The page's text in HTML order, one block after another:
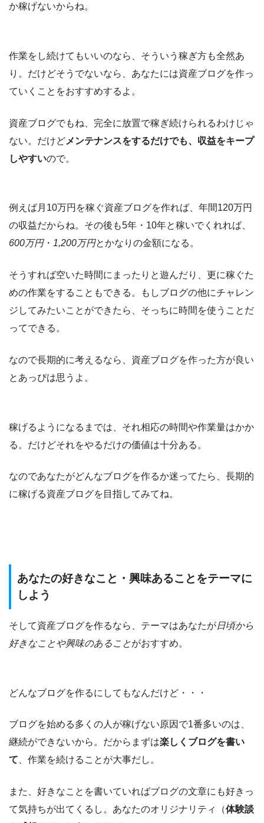
か稼げないからね。
作業をし続けてもいいのなら、そういう稼ぎ方も全然あ
り。だけどそうでないなら、あなたには資産ブログを作っ
ていくことをおすすめするよ。
資産ブログでもね、完全に放置で稼ぎ続けられるわけじゃ
ない。だけどメンテナンスをするだけでも、収益をキープ
しやすいので。
例えば月10万円を稼ぐ資産ブログを作れば、年間120万円
の収益だからね。その後も5年・10年と稼いでくれれば、
600万円・ 1,200万円とかなりの金額になる。
そうすれば空いた時間にまったりと遊んだり、更に稼ぐた
めの作業をすることもできる。もしブログの他にチャレン
ジしてみたいことができたら、そっちに時間を使うことだ
ってできる。
なので長期的に考えるなら、資産ブログを作った方が良い
とあっぴは思うよ。
稼げるようになるまでは、それ相応の時間や作業量はかか
る。だけどそれをやるだけの価値は十分ある。
なのであなたがどんなブログを作るか迷ってたら、長期的
に稼げる資産ブログを目指してみてね。
あなたの好きなこと・興味あることをテーマに
しよう
そして資産ブログを作るなら、テーマはあなたが日頃から
好きなことや興味のあることがおすすめ。
どんなブログを作るにしてもなんだけど・・・
ブログを始める多くの人が稼げない原因で1番多いのは、
継続ができないから。だからまずは楽しくブログを書い
て、作業を続けることが大事だし。
また、好きなことを書いていればブログの文章にも好きっ
て気持ちが出てくるし。あなたのオリジナリティ（体験談